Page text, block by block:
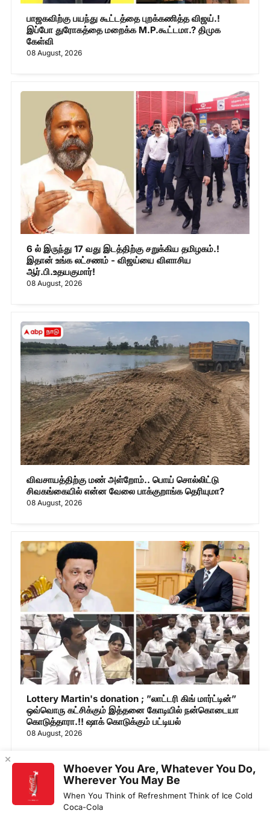
பாஜகவிற்கு பயந்து கூட்டத்தை புறக்கணித்த விஜய்.!
இப்போ துரோகத்தை மறைக்க M.P.கூட்டமா.? திமுக
கேள்வி
08 August, 2026
6 ல் இருந்து 17 வது இடத்திற்கு சறுக்கிய தமிழகம்.!
இதான் உங்க லட்சணம் - விஜய்யை விளாசிய
ஆர்.பி.உதயகுமார்!
08 August, 2026
விவசாயத்திற்கு மண் அள்றோம்.. பொய் சொல்லிட்டு
சிவகங்கையில் என்ன வேலை பாக்குறாங்க தெரியுமா?
08 August, 2026
Lottery Martin's donation ; ”லாட்டரி கிங் மார்ட்டின்”
ஒவ்வொரு கட்சிக்கும் இத்தனை கோடியில் நன்கொடையா
கொடுத்தாரா.!! ஷாக் கொடுக்கும் பட்டியல்
08 August, 2026
Whoever You Are, Whatever You Do,
Wherever You May Be
When You Think of Refreshment Think of Ice Cold
Coca-Cola